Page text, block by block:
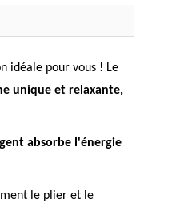
idéale pour vous ! Le
unique et relaxante,
absorbe l'énergie
le plier et le